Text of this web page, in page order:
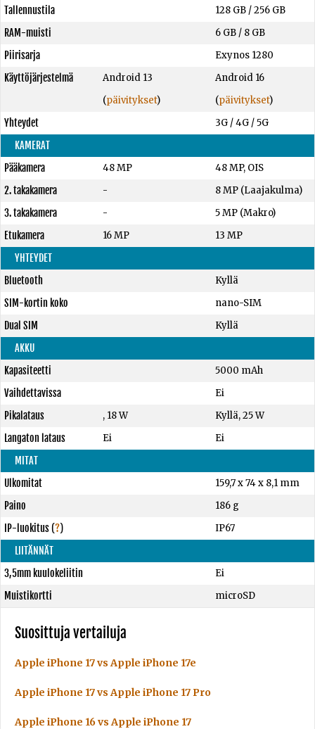
Tallennustila
128 GB /256 GB
RAM-muisti
6 GB / 8 GB
Piirisarja
Exynos 1280
Käyttöjärjestelmä
Android 13
(päivitykset)
Android 16
(päivitykset)
Yhteydet
3G / 4G / 5G
KAMERAT
Pääkamera
48 MP
48 MP, OIS
2. takakamera
-
8 MP (Laajakulma)
3. takakamera
-
5 MP (Makro)
Etukamera
16 MP
13 MP
YHTEYDET
Bluetooth
Kyllä
SIM-kortin koko
nano-SIM
Dual SIM
Kyllä
AKKU
Kapasiteetti
5000 mAh
Vaihdettavissa
Ei
Pikalataus
, 18 W
Kyllä, 25 W
Langaton lataus
Ei
Ei
MITAT
Ulkomitat
159,7 x 74 x 8,1 mm
Paino
186 g
IP-luokitus(?)
IP67
LIITÄNNÄT
3,5mm kuulokeliitin
Ei
Muistikortti
microSD
Suosittuja vertailuja
Apple iPhone 17 vs Apple iPhone 17e
Apple iPhone 17 vs Apple iPhone 17 Pro
Apple iPhone 16 vs Apple iPhone 17